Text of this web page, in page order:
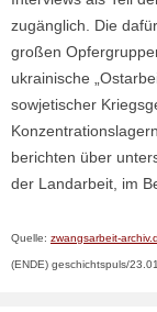
zugänglich. Die
großen
ukrainische
sowjetischer
berichten über
der Landarbeit, im
Quelle: zwangsarbeit-
(ENDE) geschichtspuls/